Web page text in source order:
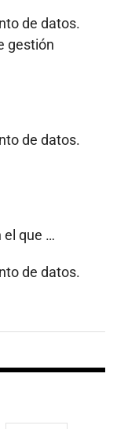
de datos.
gestión
de datos.
el que …
de datos.